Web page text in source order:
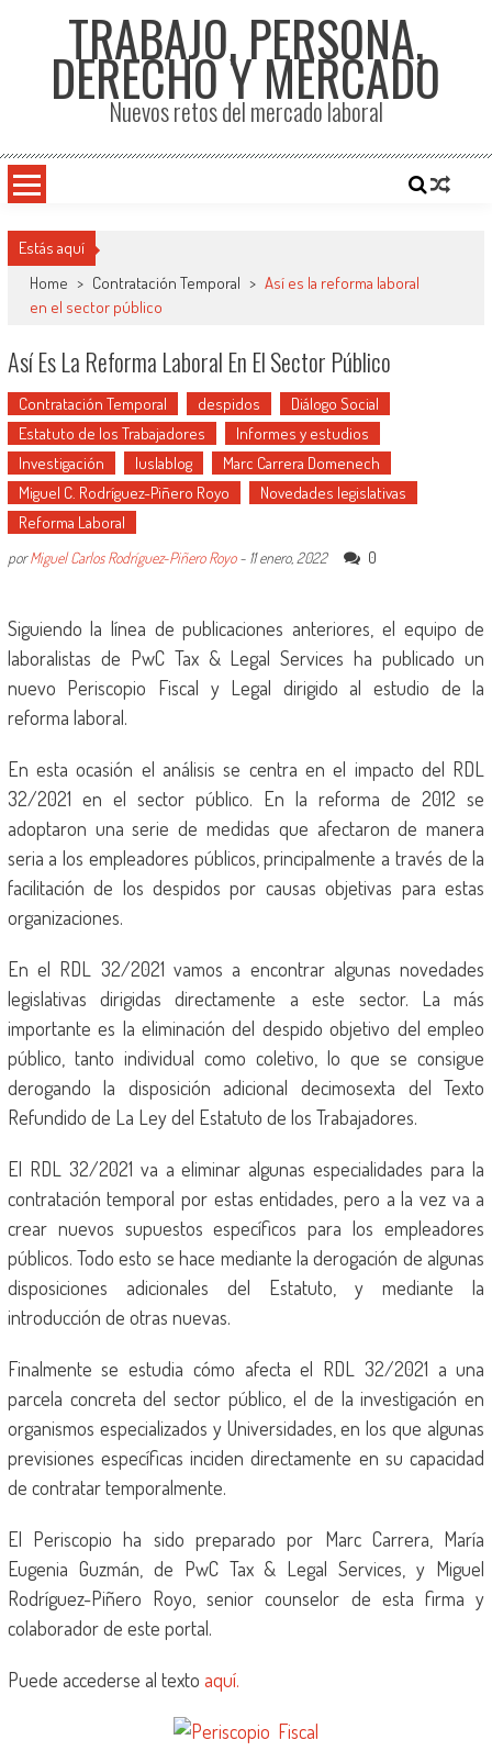
TRABAJO, PERSONA,
DERECHO Y MERCADO
Nuevos retos del mercado laboral
Estás aquí
Home > Contratación Temporal > Así es la reforma laboral
en el sector público
Así Es La Reforma Laboral En El Sector Público
Contratación Temporal despidos
Diálogo Social
Estatuto de los Trabajadores
Informes y estudios
Investigación
Iuslablog
Marc Carrera Domenech
Miguel C. Rodríguez-Piñero Royo
Novedades legislativas
Reforma Laboral
porMiguel Carlos Rodríguez-Piñero Royo- 11 enero, 2022 0
Siguiendo la línea de publicaciones anteriores, el equipo de
laboralistas de PwC Tax & Legal Services ha publicado un
nuevo Periscopio Fiscal y Legal dirigido al estudio de la
reforma laboral.
En esta ocasión el análisis se centra en el impacto del RDL
32/2021 en el sector público. En la reforma de 2012 se
adoptaron una serie de medidas que afectaron de manera
seria a los empleadores públicos, principalmente a través de la
facilitación de los despidos por causas objetivas para estas
organizaciones.
En el RDL 32/2021 vamos a encontrar algunas novedades
legislativas dirigidas directamente a este sector. La más
importante es la eliminación del despido objetivo del empleo
público, tanto individual como coletivo, lo que se consigue
derogando la disposición adicional decimosexta del Texto
Refundido de La Ley del Estatuto de los Trabajadores.
El RDL 32/2021 va a eliminar algunas especialidades para la
contratación temporal por estas entidades, pero a la vez va a
crear nuevos supuestos específicos para los empleadores
públicos. Todo esto se hace mediante la derogación de algunas
disposiciones adicionales del Estatuto, y mediante la
introducción de otras nuevas.
Finalmente se estudia cómo afecta el RDL 32/2021 a una
parcela concreta del sector público, el de la investigación en
organismos especializados y Universidades, en los que algunas
previsiones específicas inciden directamente en su capacidad
de contratar temporalmente.
El Periscopio ha sido preparado por Marc Carrera, María
Eugenia Guzmán, de PwC Tax & Legal Services, y Miguel
Rodríguez-Piñero Royo, senior counselor de esta firma y
colaborador de este portal.
Puede accederse al texto aquí.